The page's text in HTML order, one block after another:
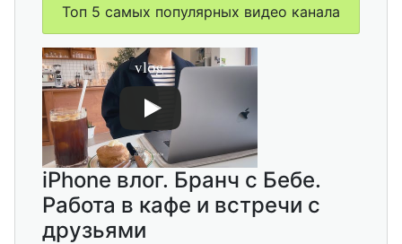
Топ 5 самых популярных видео канала
iPhone влог. Бранч с Бебе.
Работа в кафе и встречи с
друзьями